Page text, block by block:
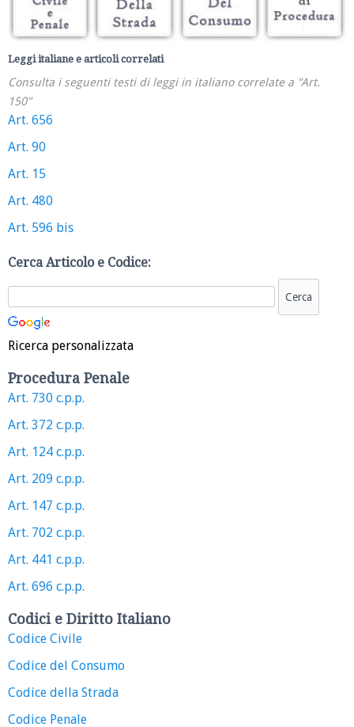
Leggi italiane e articoli correlati
Consulta i seguenti testi di leggi in italiano correlate a "Art.
150"
Art. 656
Art. 90
Art. 15
Art. 480
Art. 596 bis
Cerca Articolo e Codice:
Ricerca personalizzata
Procedura Penale
Art. 730 c.p.p.
Art. 372 c.p.p.
Art. 124 c.p.p.
Art. 209 c.p.p.
Art. 147 c.p.p.
Art. 702 c.p.p.
Art. 441 c.p.p.
Art. 696 c.p.p.
Codici e Diritto Italiano
Codice Civile
Codice del Consumo
Codice della Strada
Codice Penale